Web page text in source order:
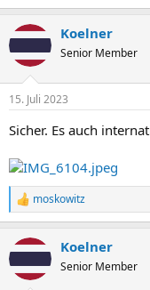
Koelner
Senior Member
15. Juli 2023
Sicher. Es auch
R
e
k
i
moskowitz
Koelner
Senior Member